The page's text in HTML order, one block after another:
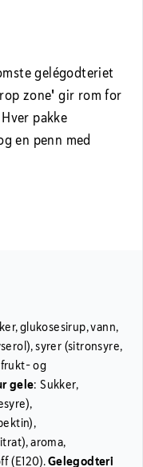
gelégodteriet
zone" gir rom for
pakke
en penn med
glukosesirup, vann,
syrer (sitronsyre,
og
gele: Sukker,
aroma,
(E120).Gelegodteri